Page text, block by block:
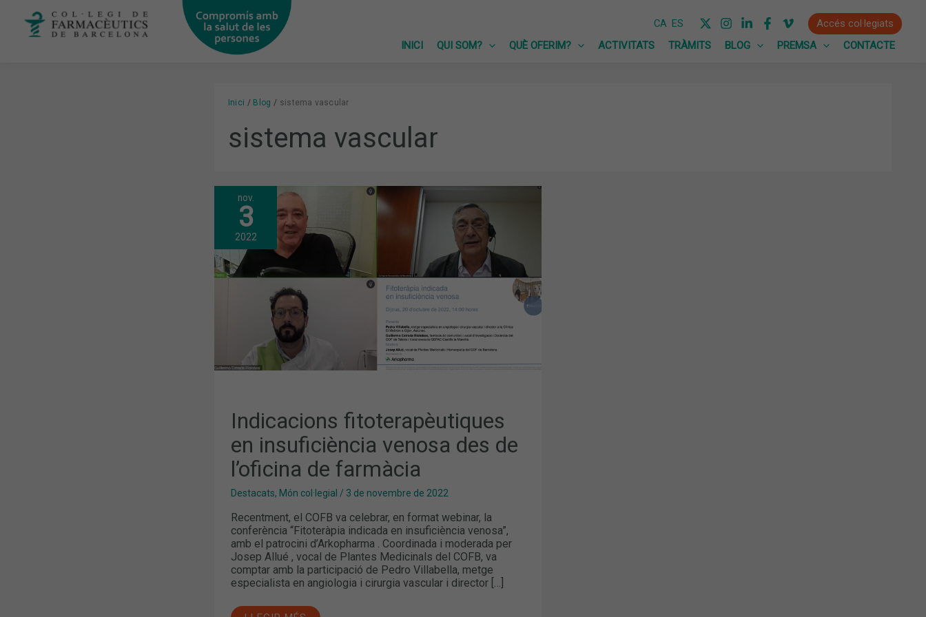
CA ES
Accés col·legiats
INICI
QUI SOM? QUÈ OFERIM? ACTIVITATS TRÀMITS BLOG PREMSA CONTACTE
Inici Blog sistema vascular
sistema vascular
nov.
3
2022
Indicacions fitoterapèutiques
en insuficiència venosa des de
l’oficina de farmàcia
Destacats, Món col·legial / 3 de novembre de 2022
Recentment, el COFB va celebrar, en format webinar, la
conferència “Fitoteràpia indicada en insuficiència venosa”,
amb el patrocini d’Arkopharma . Coordinada i moderada per
Josep Allué , vocal de Plantes Medicinals del COFB, va
comptar amb la participació de Pedro Villabella, metge
especialista en angiologia i cirurgia vascular i director […]
INDICACIONS
FITOTERAPÈUTIQUES
EN
INSUFICIÈNCIA
VENOSA
DES
L’OFICINA
FARMÀCIA